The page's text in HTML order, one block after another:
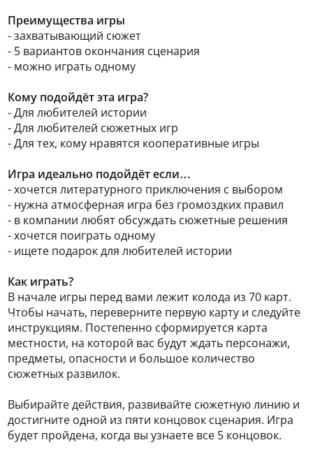
Преимущества игры
- захватывающий сюжет
- 5 вариантов окончания сценария
- можно играть одному
Кому подойдёт эта игра?
- Для любителей истории
- Для любителей сюжетных игр
- Для тех, кому нравятся кооперативные игры
Игра идеально подойдёт если…
- хочется литературного приключения с выбором
- нужна атмосферная игра без громоздких правил
- в компании любят обсуждать сюжетные решения
- хочется поиграть одному
- ищете подарок для любителей истории
Как играть?
В начале игры перед вами лежит колода из 70 карт.
Чтобы начать, переверните первую карту и следуйте
инструкциям. Постепенно сформируется карта
местности, на которой вас будут ждать персонажи,
предметы, опасности и большое количество
сюжетных развилок.
Выбирайте действия, развивайте сюжетную линию и
достигните одной из пяти концовок сценария. Игра
будет пройдена, когда вы узнаете все 5 концовок.